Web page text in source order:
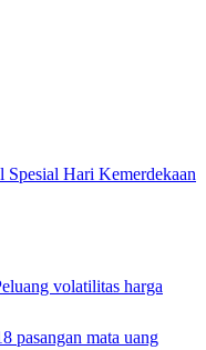
Hari Kemerdekaan
volatilitas harga
pasangan mata uang